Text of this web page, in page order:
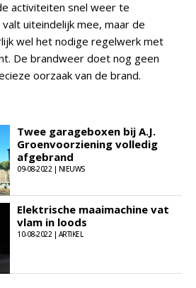
activiteiten snel weer te
uiteindelijk mee, maar de
wel het nodige regelwerk met
De brandweer doet nog geen
oorzaak van de brand.
Twee garageboxen bij A.J.
Groenvoorziening volledig
afgebrand
09-08-2022 | NIEUWS
Elektrische maaimachine vat
vlam in loods
10-08-2022 | ARTIKEL